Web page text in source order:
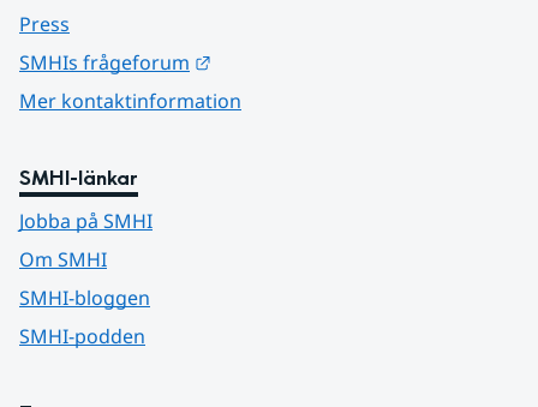
Press
SMHIs frågeforum
Mer kontaktinformation
SMHI-länkar
Jobba på SMHI
Om SMHI
SMHI-bloggen
SMHI-podden